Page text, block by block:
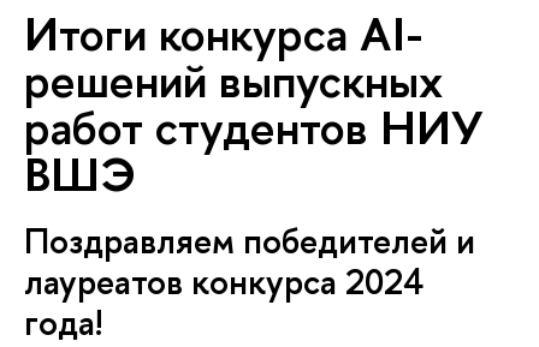
Итоги конкурса AI-
решений выпускных
работ студентов НИУ
ВШЭ
Поздравляем победителей и
лауреатов конкурса 2024
года!